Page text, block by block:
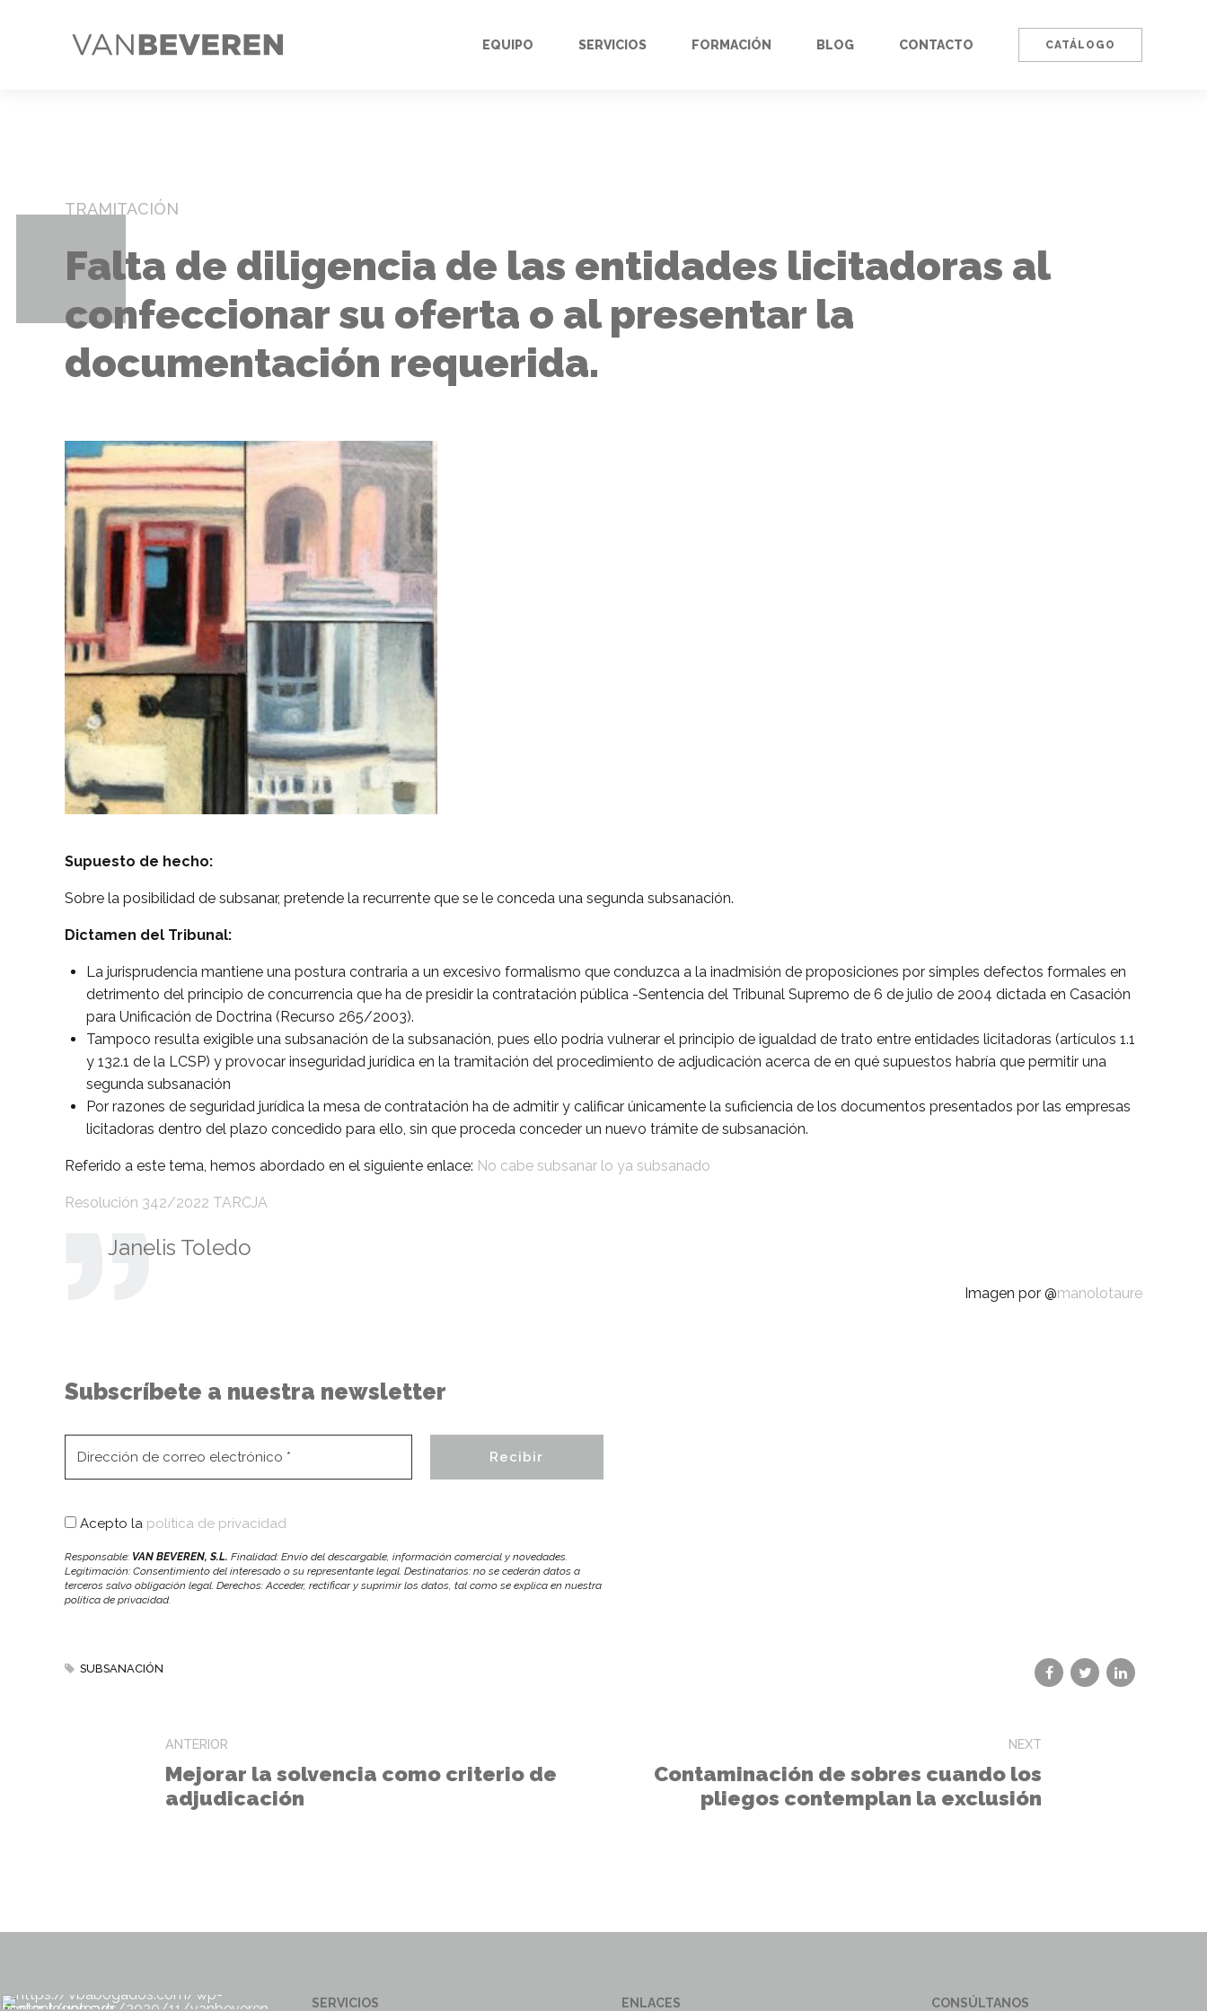
CATÁLOGO
EQUIPO SERVICIOS FORMACIÓN BLOG CONTACTO
TRAMITACIÓN
Falta de diligencia de las entidades licitadoras al
confeccionar su oferta o al presentar la
documentación requerida.
Supuesto de hecho:
Sobre la posibilidad de subsanar, pretende la recurrente que se le conceda una segunda subsanación.
Dictamen del Tribunal:
La jurisprudencia mantiene una postura contraria a un excesivo formalismo que conduzca a la inadmisión de proposiciones por simples defectos formales en
detrimento del principio de concurrencia que ha de presidir la contratación pública -Sentencia del Tribunal Supremo de 6 de julio de 2004 dictada en Casación
para Unificación de Doctrina (Recurso 265/2003).
Tampoco resulta exigible una subsanación de la subsanación, pues ello podría vulnerar el principio de igualdad de trato entre entidades licitadoras (artículos 1.1
y 132.1 de la LCSP) y provocar inseguridad jurídica en la tramitación del procedimiento de adjudicación acerca de en qué supuestos habría que permitir una
segunda subsanación
Por razones de seguridad jurídica la mesa de contratación ha de admitir y calificar únicamente la suficiencia de los documentos presentados por las empresas
licitadoras dentro del plazo concedido para ello, sin que proceda conceder un nuevo trámite de subsanación.
Referido a este tema, hemos abordado en el siguiente enlace: No cabe subsanar lo ya subsanado
Resolución 342/2022 TARCJA
Janelis Toledo
Imagen por @manolotaure
Subscríbete a nuestra newsletter
Acepto la política de privacidad
Responsable: VAN BEVEREN, S.L. Finalidad: Envío del descargable, información comercial y novedades.
Legitimación: Consentimiento del interesado o su representante legal. Destinatarios: no se cederán datos a
terceros salvo obligación legal. Derechos: Acceder, rectificar y suprimir los datos, tal como se explica en nuestra
política de privacidad.
SUBSANACIÓN
ANTERIOR
Mejorar la solvencia como criterio de
adjudicación
NEXT
Contaminación de sobres cuando los
pliegos contemplan la exclusión
SERVICIOS ENLACES CONSÚLTANOS